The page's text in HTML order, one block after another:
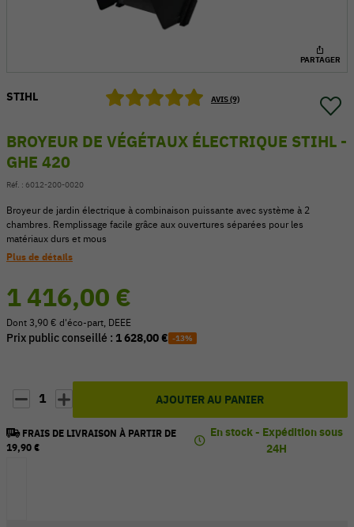
V
PARTAGER
STIHL AVIS (9)
BROYEUR DE VÉGÉTAUX ÉLECTRIQUE STIHL -
GHE 420
Réf. : 6012-200-0020
Broyeur de jardin électrique à combinaison puissante avec système à 2
chambres. Remplissage facile grâce aux ouvertures séparées pour les
matériaux durs et mous
Plus de détails
1 416,00 €
Dont 3,90 € d'éco-part, DEEE
Prix public conseillé : 1 628,00 € -13%
1 AJOUTER AU PANIER
FRAIS DE LIVRAISON À PARTIR DE
19,90 €
En stock - Expédition sous
24H